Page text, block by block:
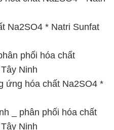
Na2SO4 * Natri Sunfat
phối hóa chất
Ninh
ứng hóa chất Na2SO4 *
_ phân phối hóa chất
Ninh